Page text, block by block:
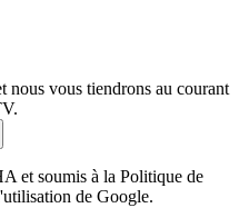
nous vous tiendrons au courant
et soumis à la Politique de
de Google.